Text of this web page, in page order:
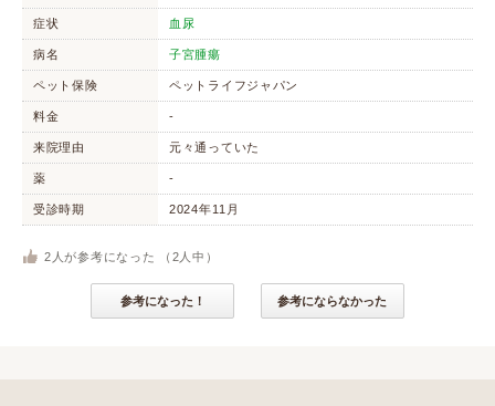
症状 血尿
病名 子宮腫瘍
ペット保険 ペットライフジャパン
料金 -
来院理由 元々通っていた
薬 -
受診時期 2024年11月
2 人が参考になった （ 2 人中）
参考になった！ 参考にならなかった